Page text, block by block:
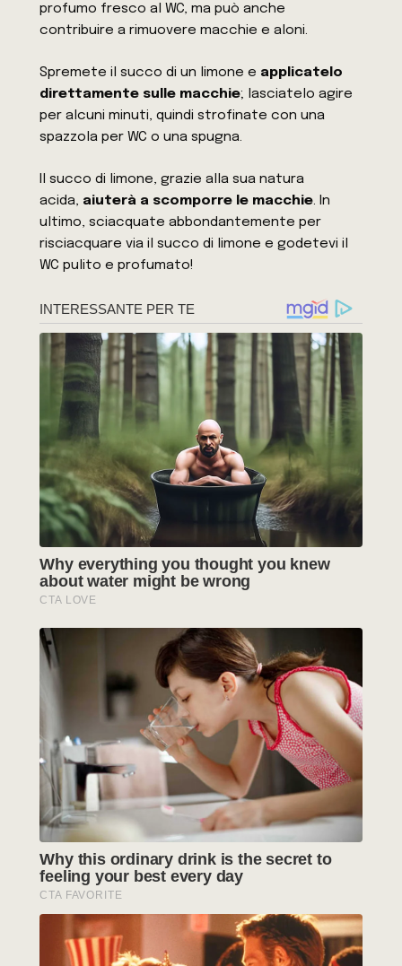
profumo fresco al WC, ma può anche
contribuire a rimuovere macchie e aloni.
Spremete il succo di un limone e applicatelo
direttamente sulle macchie; lasciatelo agire
per alcuni minuti, quindi strofinate con una
spazzola per WC o una spugna.
Il succo di limone, grazie alla sua natura
acida, aiuterà a scomporre le macchie. In
ultimo, sciacquate abbondantemente per
risciacquare via il succo di limone e godetevi il
WC pulito e profumato!